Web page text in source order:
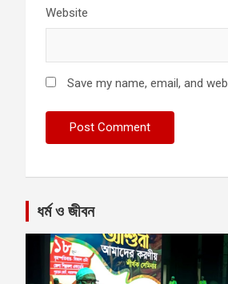
Website
Save my name, email, and
ধর্ম ও জীবন